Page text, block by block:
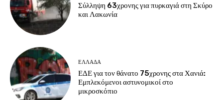
Σύλληψη 63χρονης για πυρκαγιά στη Σκύρο
και Λακωνία
ΕΛΛΑΔΑ
ΕΔΕ για τον θάνατο 75χρονης στα Χανιά:
Εμπλεκόμενοι αστυνομικοί στο
μικροσκόπιο